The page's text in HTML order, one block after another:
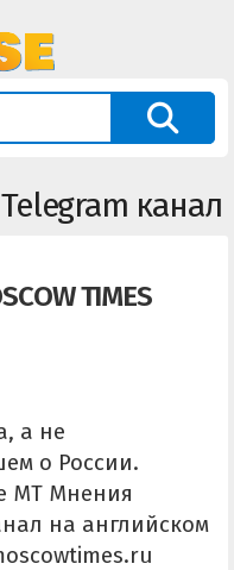
Telegram канал
TIMES
а не
о России.
MT Мнения
на английском